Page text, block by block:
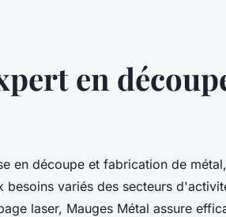
en
en découpe et fabrication de
variés des secteurs
laser, Mauges Métal assure